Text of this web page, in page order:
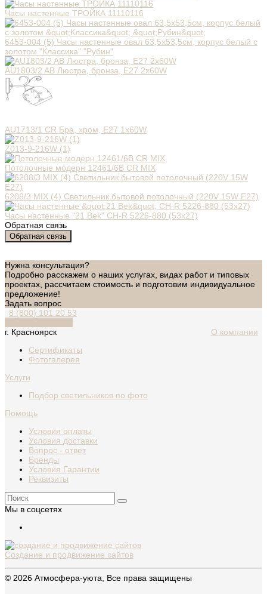
Часы настенные ТРОЙКА 11110116
6453-004 (5) Часы настенные овал 63,5х53,5см, корпус белый с
золотом "Классика" "Рубин"
AU1803/2 AB Люстра, бронза, Е27 2х60W
AU1713/1 CR Бра, хром, Е27 1х60W
Z013-9-216W (1)
Потолочные модерн 12461/6B CR MIX
6208/3 MIX (4) Светильник бытовой потолочный (220V 15W E27)
Часы настенные "21 Bek" СН-R 5226-880 (53х27)
Обратная связь
Обратная связь
Нужна консультация?
Подробно расскажем о наших услугах, видах работ и типовых
проектах, рассчитаем стоимость и подготовим индивидуальное
предложение!
Задать вопрос
8 (800) 101 20 53
г. Красноярск
О компании
Сертификаты
Фотогалерея
Услуги
Подбор светильников по фото
Помощь
Условия оплаты
Условия доставки
Вопрос - ответ
Бренды
Условия Гарантии
Реквизиты
Мы в соцсетях
Создание и продвижение сайтов
© 2026 Атмосфера-уюта, Все права защищены